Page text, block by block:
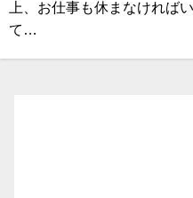
上、お仕事も休まなければ
て…